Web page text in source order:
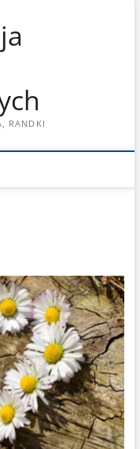
RANDKI